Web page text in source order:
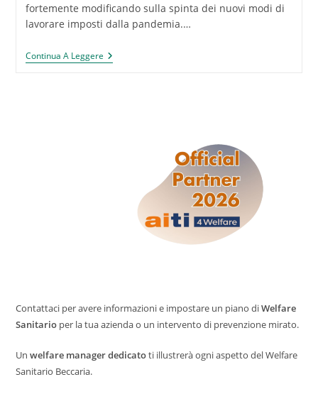
fortemente modificando sulla spinta dei nuovi modi di
lavorare imposti dalla pandemia.…
Continua A LeggereIL
MANAGER
Contattaci per avere informazioni e impostare un piano diWelfare
Sanitario per la tua azienda o un intervento di prevenzione mirato.
Unwelfare manager dedicatoti illustrerà ogni aspetto del Welfare
Sanitario Beccaria.